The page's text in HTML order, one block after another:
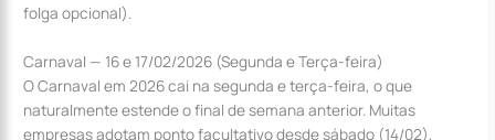
folga opcional).
Carnaval — 16 e 17/02/2026 (Segunda e Terça-feira)
O Carnaval em 2026 cai na segunda e terça-feira, o que
naturalmente estende o final de semana anterior. Muitas
empresas adotam ponto facultativo desde sábado (14/02),